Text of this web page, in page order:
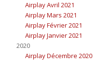
Airplay Avril 2021
Airplay Mars 2021
Airplay Février 2021
Airplay Janvier 2021
2020
Airplay Décembre 2020